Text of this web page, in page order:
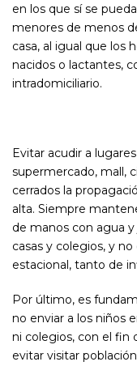
en los que sí se
menores de menos
casa, al igual que los
nacidos o lactantes,
intradomiciliario.
Evitar acudir a
supermercado, mall,
cerrados la
alta. Siempre
de manos con agua
casas y colegios, y
estacional, tanto de
Por último, es
no enviar a los niños
ni colegios, con el fin
evitar visitar